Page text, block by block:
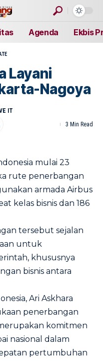
Agenda Ekbis
Layani
Nagoya
3 Min Read
mulai 23
rute penerbangan
armada Airbus
kelas bisnis dan 186
tersebut sejalan
untuk
khususnya
bisnis antara
Ari Askhara
penerbangan
komitmen
nasional dalam
pertumbuhan